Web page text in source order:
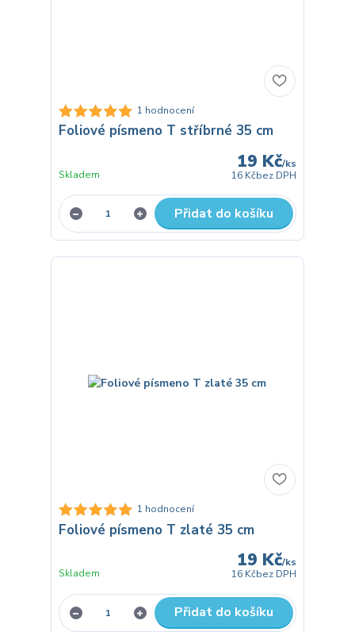
1 hodnocení
Foliové písmeno T stříbrné 35 cm
19 Kč/ks
16 Kčbez DPH
Skladem
Přidat do košíku
1 hodnocení
Foliové písmeno T zlaté 35 cm
19 Kč/ks
16 Kčbez DPH
Skladem
Přidat do košíku